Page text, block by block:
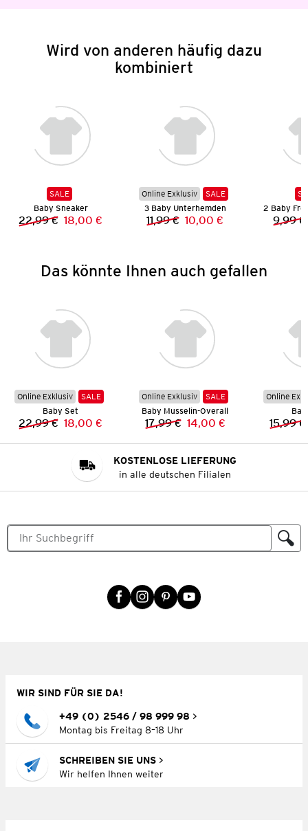
Wird von anderen häufig dazu
kombiniert
SALE
Baby Sneaker
Vorheriger Preis:
22,99 € Neuer Preis:
18,00 €
Online Exklusiv
SALE
3 Baby Unterhemden
Vorheriger Preis:
11,99 € Neuer Preis:
10,00 € 9,99 €
Das könnte Ihnen auch gefallen
Online Exklusiv
SALE
Baby Set
Vorheriger Preis:
22,99 € Neuer Preis:
18,00 €
Online Exklusiv
SALE
Baby Musselin-Overall
Vorheriger Preis:
17,99 € Neuer Preis:
14,00 €
Online
15,99 €
KOSTENLOSE LIEFERUNG
in alle deutschen Filialen
WIR SIND FÜR SIE DA!
+49 (0) 2546 / 98 999 98
Montag bis Freitag 8–18 Uhr
SCHREIBEN SIE UNS
Wir helfen Ihnen weiter